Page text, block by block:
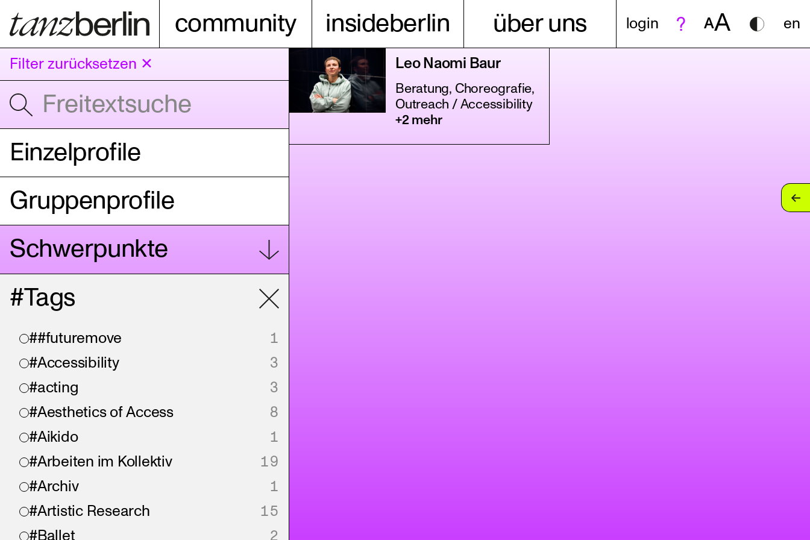
community insideberlin über uns login AA en
Filter zurücksetzen ✕
Einzelprofile
Gruppenprofile
Schwerpunkte
#Tags
##futuremove
1
#Accessibility
3
#acting
3
#Aesthetics of Access
8
#Aikido
1
#Arbeiten im Kollektiv
19
#Archiv
1
#Artistic Research
15
#Ballet
2
Leo Naomi Baur
Beratung, Choreografie,
Outreach / Accessibility
+2 mehr